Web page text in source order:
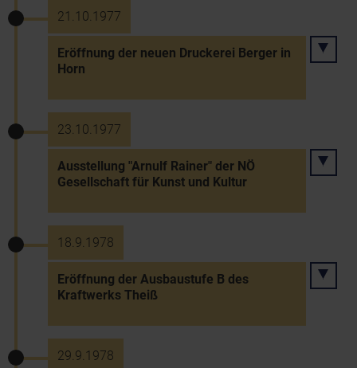
21.10.1977
Eröffnung der neuen Druckerei Berger in
Horn
23.10.1977
Ausstellung "Arnulf Rainer" der NÖ
Gesellschaft für Kunst und Kultur
18.9.1978
Eröffnung der Ausbaustufe B des
Kraftwerks Theiß
29.9.1978